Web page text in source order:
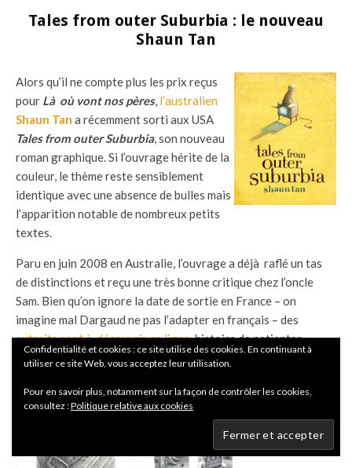
Tales from outer Suburbia : le nouveau
Shaun Tan
Alors qu’il ne compte plus les prix reçus
pour Là où vont nos pères, l’australien
Shaun Tan a récemment sorti aux USA
Tales from outer Suburbia, son nouveau
roman graphique. Si l’ouvrage hérite de la
couleur, le thème reste sensiblement
identique avec une absence de bulles mais
l’apparition notable de nombreux petits
textes.
Paru en juin 2008 en Australie, l’ouvrage a déjà raflé un tas
de distinctions et reçu une très bonne critique chez l’oncle
Sam. Bien qu’on ignore la date de sortie en France – on
imagine mal Dargaud ne pas l’adapter en français – des
extraits sont à découvrir en ligne, histoire de patienter.
Confidentialité et cookies : ce site utilise des cookies. En continuant à
utiliser ce site Web, vous acceptez leur utilisation.
Pour en savoir plus, notamment sur la façon de contrôler les cookies,
consultez :Politique relative aux cookies